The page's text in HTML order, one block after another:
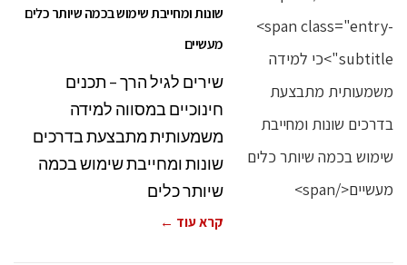
שונות ומחייבת שימוש בכמה שיותר כלים
מעשיים
שירים לגיל הרך – תכנים
חינוכיים במסווה למידה
משמעותית מתבצעת בדרכים
שונות ומחייבת שימוש בכמה
שיותר כלים
קרא עוד ←